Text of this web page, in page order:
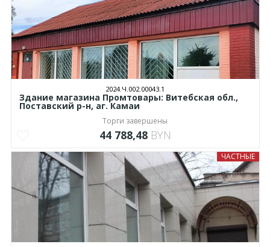
2024.Ч.002.00043.1
Здание магазина Промтовары: Витебская обл.,
Поставский р-н, аг. Камаи
Торги завершены
44 788,48 BYN
ЧАСТНЫЕ